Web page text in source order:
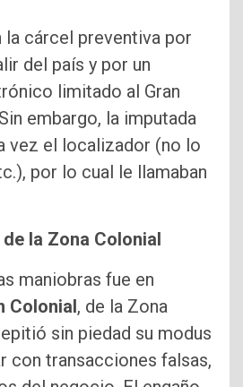
la cárcel preventiva por
del país y por un
limitado al Gran
embargo, la imputada
vez el localizador (no lo
por lo cual le llamaban
la Zona Colonial
maniobras fue en
Colonial, de la Zona
sin piedad su modus
con transacciones falsas,